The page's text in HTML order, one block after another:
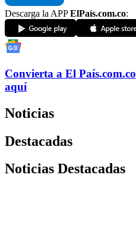
Descarga la APPElPaís.com.co:
Convierta a El País.com.co
aquí
Noticias
Destacadas
Noticias Destacadas